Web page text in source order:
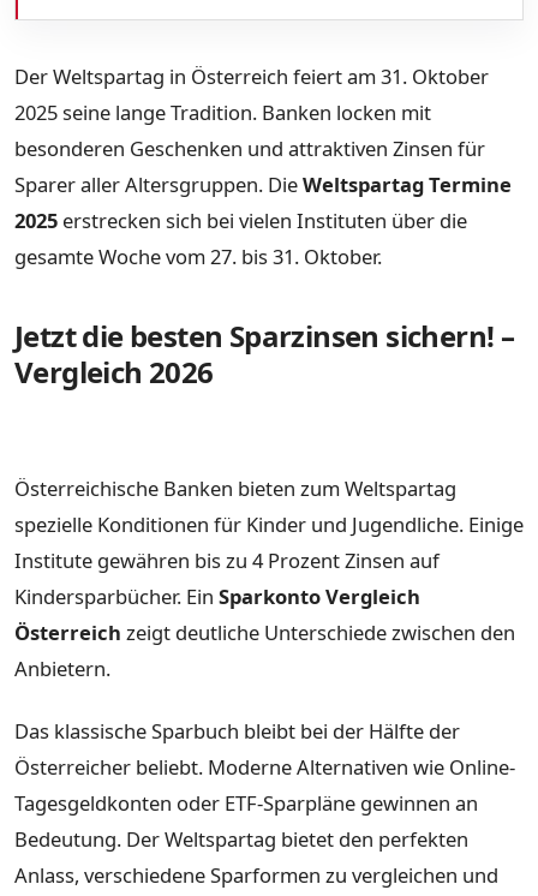
Der Weltspartag in Österreich feiert am 31. Oktober
2025 seine lange Tradition. Banken locken mit
besonderen Geschenken und attraktiven Zinsen für
Sparer aller Altersgruppen. DieWeltspartag Termine
2025 erstrecken sich bei vielen Instituten über die
gesamte Woche vom 27. bis 31. Oktober.
Jetzt die besten Sparzinsen sichern! –
Vergleich 2026
Österreichische Banken bieten zum Weltspartag
spezielle Konditionen für Kinder und Jugendliche. Einige
Institute gewähren bis zu 4 Prozent Zinsen auf
Kindersparbücher. Ein Sparkonto Vergleich
Österreich zeigt deutliche Unterschiede zwischen den
Anbietern.
Das klassische Sparbuch bleibt bei der Hälfte der
Österreicher beliebt. Moderne Alternativen wie Online-
Tagesgeldkonten oder ETF-Sparpläne gewinnen an
Bedeutung. Der Weltspartag bietet den perfekten
Anlass, verschiedene Sparformen zu vergleichen und